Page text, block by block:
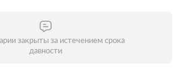
закрыты за истечением срока
давности